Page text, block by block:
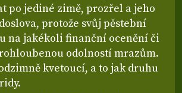
po jediné zimě, prozřel a jeho
protože svůj pěstební
na jakékoli finanční ocenění či
odolností mrazům.
kvetoucí, a to jak druhu